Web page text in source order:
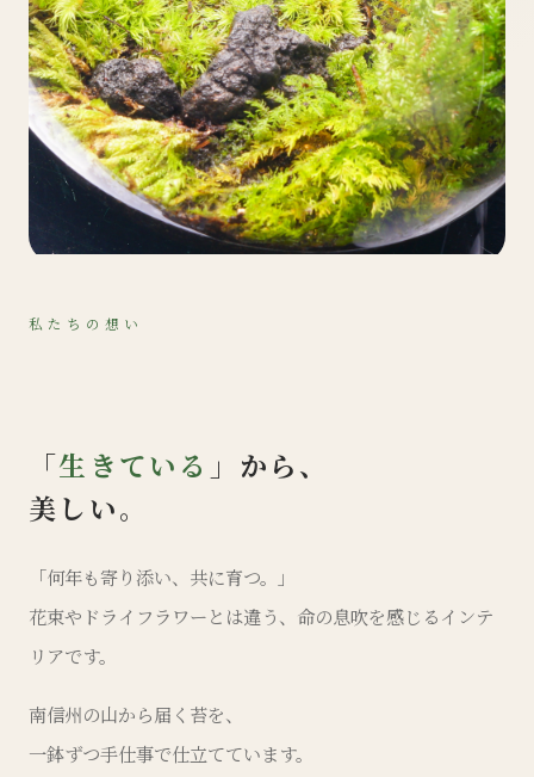
私たちの想い
「生きている 」から、
美しい。
「何年も寄り添い、共に育つ。」
花束やドライフラワーとは違う、命の息吹を感じるインテ
リアです。
南信州の山から届く苔を、
一鉢ずつ手仕事で仕立てています。